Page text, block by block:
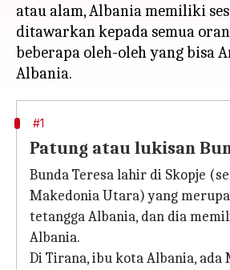
atau alam, Albania memiliki
ditawarkan kepada semua
beberapa oleh-oleh yang bisa
#1
Patung atau lukisan
Bunda Teresa lahir di Skopje
Makedonia Utara) yang
tetangga Albania, dan dia
Albania.
Di Tirana, ibu kota Albania, ada